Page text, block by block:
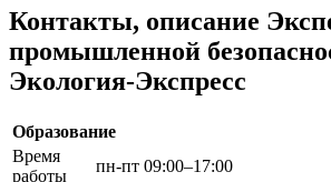
Контакты, описание
промышленной
Экология-Экспресс
Образование
Время
работы
пн-пт 09:00–17:00